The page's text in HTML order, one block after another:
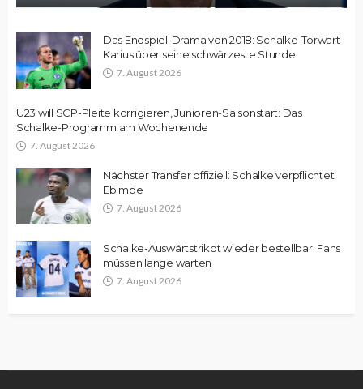
Das Endspiel-Drama von 2018: Schalke-Torwart
Karius über seine schwärzeste Stunde
7. August 2026
U23 will SCP-Pleite korrigieren, Junioren-Saisonstart: Das
Schalke-Programm am Wochenende
7. August 2026
Nächster Transfer offiziell: Schalke verpflichtet
Ebimbe
7. August 2026
Schalke-Auswärtstrikot wieder bestellbar: Fans
müssen lange warten
7. August 2026